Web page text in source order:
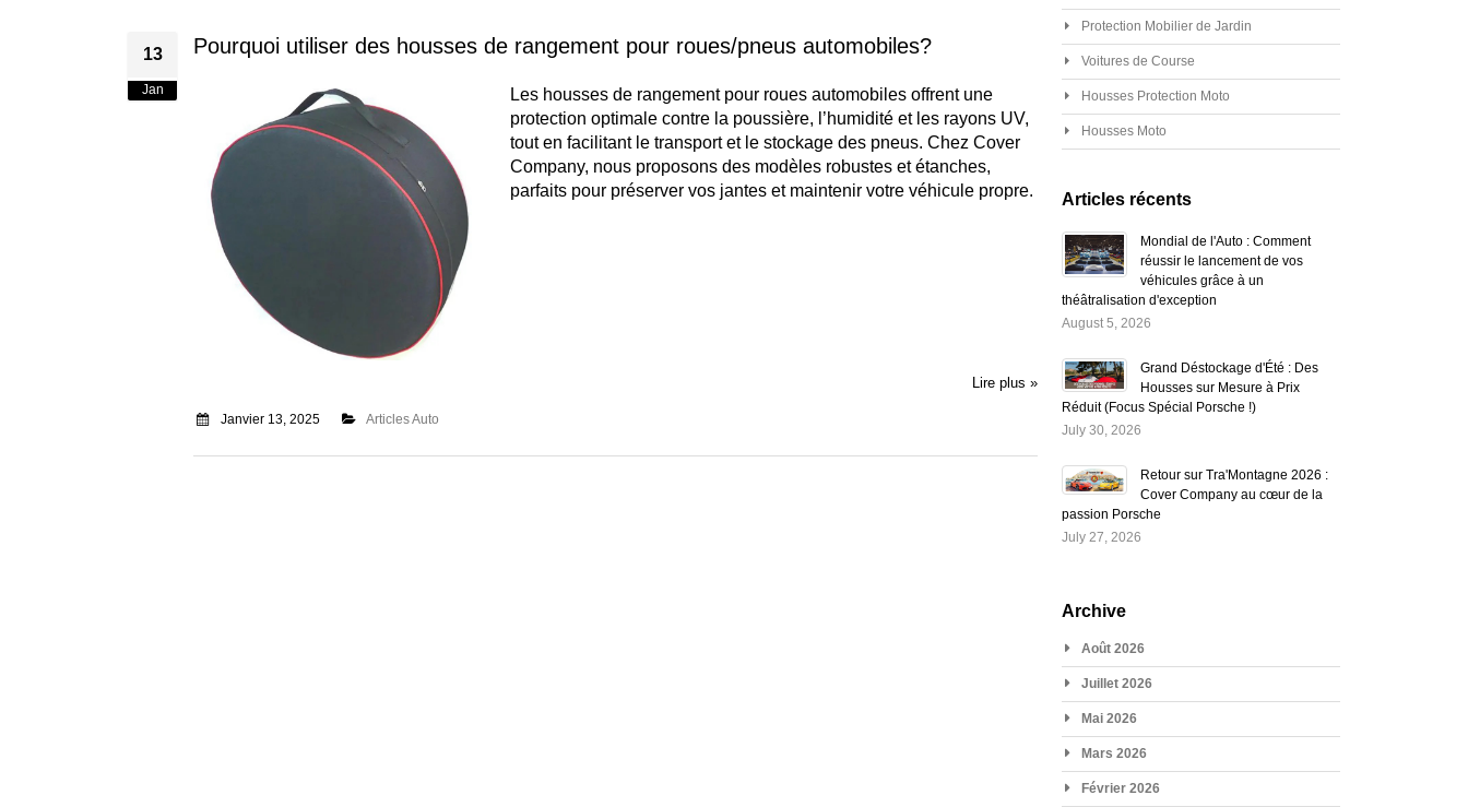
13
Jan
Pourquoi utiliser des housses de rangement pour roues/pneus automobiles?
Les housses de rangement pour roues automobiles offrent une
protection optimale contre la poussière, l’humidité et les rayons UV,
tout en facilitant le transport et le stockage des pneus. Chez Cover
Company, nous proposons des modèles robustes et étanches,
parfaits pour préserver vos jantes et maintenir votre véhicule propre.
Lire plus »
Janvier 13, 2025 Articles Auto
Protection Mobilier de Jardin
Voitures de Course
Housses Protection Moto
Housses Moto
Articles récents
Mondial de l'Auto : Comment
réussir le lancement de vos
véhicules grâce à un
théâtralisation d'exception
August 5, 2026
Grand Déstockage d'Été : Des
Housses sur Mesure à Prix
Réduit (Focus Spécial Porsche !)
July 30, 2026
Retour sur Tra'Montagne 2026 :
Cover Company au cœur de la
passion Porsche
July 27, 2026
Archive
Août 2026
Juillet 2026
Mai 2026
Mars 2026
Février 2026